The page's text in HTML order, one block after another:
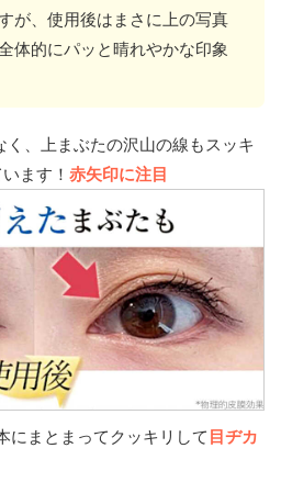
が、使用後はまさに上の写真
体的にパッと晴れやかな印象
く、上まぶたの沢山の線もスッキ
ます！ 赤矢印に注目
にまとまってクッキリして 目ヂカ